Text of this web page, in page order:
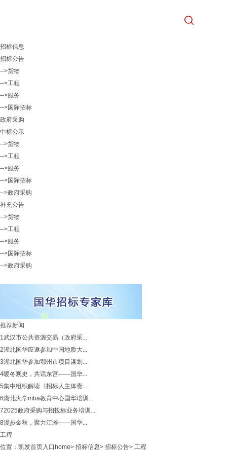
招标信息
招标公告
-->货物
-->工程
-->服务
-->国际招标
政府采购
中标公示
-->货物
-->工程
-->服务
-->国际招标
-->政府采购
补充公告
-->货物
-->工程
-->服务
-->国际招标
-->政府采购
推荐新闻
1武汉市公共资源交易（政府采...
2湖北国华应邀参加中国地质大...
3湖北国华参加鄂州市项目谋划...
4暖冬观史，共话东宫——国华...
5集中组织解读《招标人主体责...
6湖北大学mba教育中心国华培训...
72025政府采购与招投标业务培训...
8漫步金秋，聚力江滩——国华...
工程
位置： 凯发首页入口home> 招标信息> 招标公告> 工程